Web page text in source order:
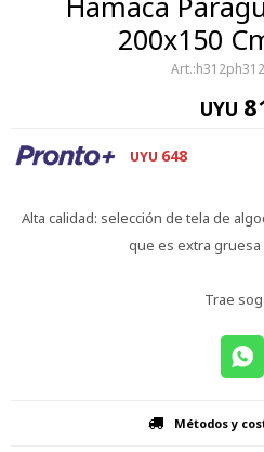
200x150
UYU
UYU 648
Alta calidad: selección de tela de
que es extra
Trae
Métodos y